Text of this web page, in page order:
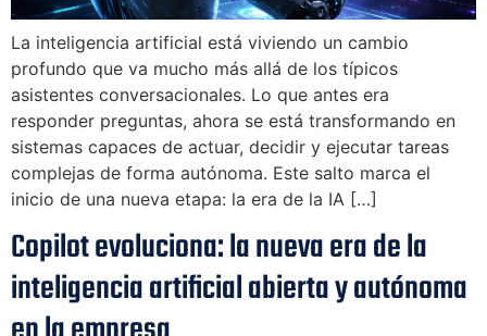
La inteligencia artificial está viviendo un cambio
profundo que va mucho más allá de los típicos
asistentes conversacionales. Lo que antes era
responder preguntas, ahora se está transformando en
sistemas capaces de actuar, decidir y ejecutar tareas
complejas de forma autónoma. Este salto marca el
inicio de una nueva etapa: la era de la IA […]
Copilot evoluciona: la nueva era de la
inteligencia artificial abierta y autónoma